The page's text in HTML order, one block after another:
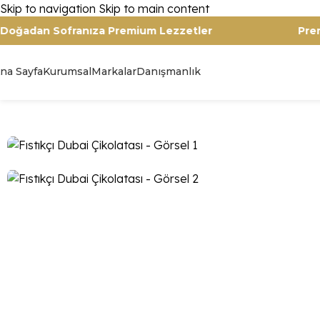
Skip to navigation Skip to main content
Doğadan Sofranıza Premium Lezzetler
SayfaKurumsalMarkalarDanışmanlık